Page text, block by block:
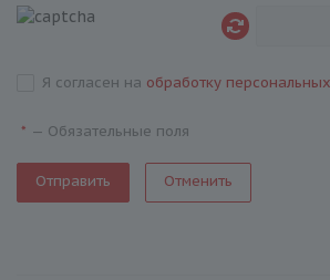
Я согласен на обработку
* — Обязательные поля
Отменить